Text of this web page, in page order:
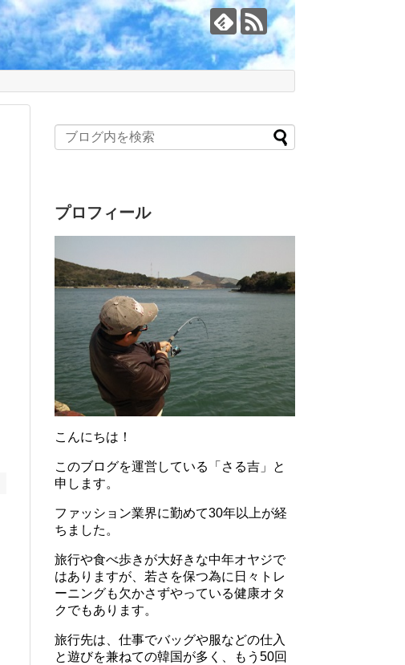
プロフィール
こんにちは！
このブログを運営している「さる吉」と
申します。
ファッション業界に勤めて30年以上が経
ちました。
旅行や食べ歩きが大好きな中年オヤジで
はありますが、若さを保つ為に日々トレ
ーニングも欠かさずやっている健康オタ
クでもあります。
旅行先は、仕事でバッグや服などの仕入
と遊びを兼ねての韓国が多く、もう50回